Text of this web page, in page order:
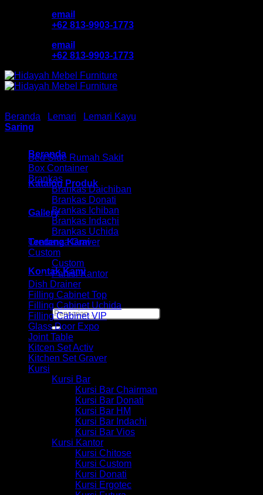
email
+62 813-9903-1773
email
+62 813-9903-1773
Beranda
Katalog Produk
Gallery
Tentang Kami
Kontak Kami
Pencarian
untuk:
Beranda Lemari Lemari Kayu
Saring
Bed Side Rumah Sakit
Box Container
Brankas
Brankas Daichiban
Brankas Donati
Brankas Ichiban
Brankas Indachi
Brankas Uchida
Credenza Graver
Custom
Custom
Partisi Kantor
Dish Drainer
Filling Cabinet Top
Filling Cabinet Uchida
Filling Cabinet VIP
Glass Door Expo
Joint Table
Kitcen Set Activ
Kitchen Set Graver
Kursi
Kursi Bar
Kursi Bar Chairman
Kursi Bar Donati
Kursi Bar HM
Kursi Bar Indachi
Kursi Bar Vios
Kursi Kantor
Kursi Chitose
Kursi Custom
Kursi Donati
Kursi Ergotec